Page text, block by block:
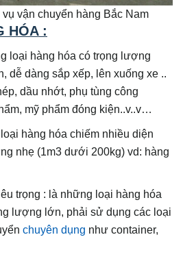
vận chuyển hàng Bắc Nam
HÓA :
loại hàng hóa có trọng lượng
dễ dàng sắp xếp, lên xuống xe ..
dầu nhớt, phụ tùng công
mỹ phẩm đóng kiện..v..v…
hàng hóa chiếm nhiều diện
nhẹ (1m3 dưới 200kg) vd: hàng
trọng : là những loại hàng hóa
lượng lớn, phải sử dụng các loại
chuyên dụng như container,